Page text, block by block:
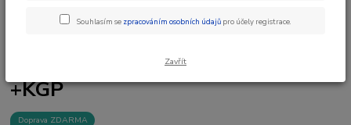
100/410 SEDLOVKA 27,2 MM
+KGP
Doprava ZDARMA
Souhlasím se zpracováním osobních údajů pro účely registrace.
Zavřít